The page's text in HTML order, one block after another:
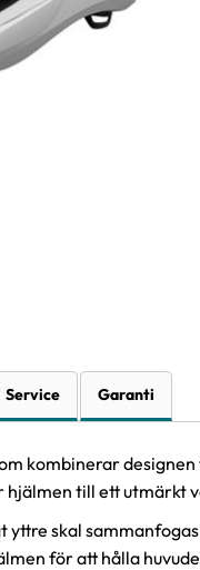
Service Garanti
kombinerar
till ett utmärkt
skal
för att hålla